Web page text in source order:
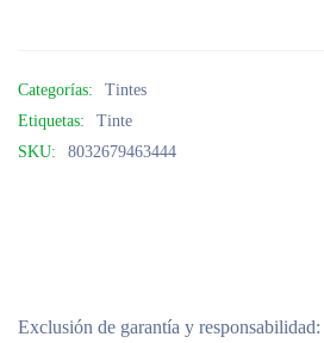
Categorías:
Tintes
Etiquetas:
Tinte
SKU:
8032679463444
Exclusión de garantía y responsabilidad